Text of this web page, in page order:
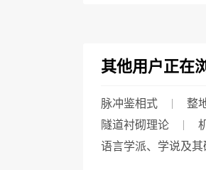
其他用户正在
脉冲鉴相式 整
隧道衬砌理论
语言学派、学说及其